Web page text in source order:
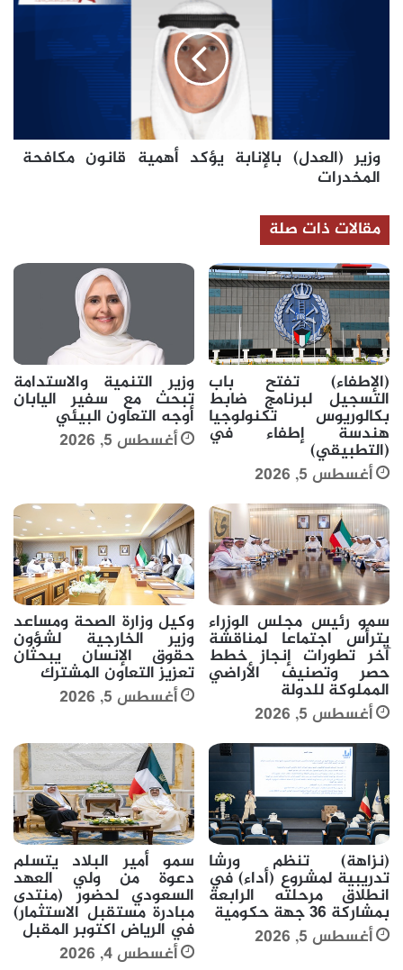
وزير (العدل) بالإنابة يؤكد أهمية قانون مكافحة
المخدرات
مقالات ذات صلة
(الإطفاء) تفتح باب
التسجيل لبرنامج ضابط
بكالوريوس تكنولوجيا
هندسة إطفاء في
(التطبيقي)
أغسطس 5, 2026
وزير التنمية والاستدامة
تبحث مع سفير اليابان
أوجه التعاون البيئي
أغسطس 5, 2026
سمو رئيس مجلس الوزراء
يترأس اجتماعا لمناقشة
آخر تطورات إنجاز خطط
حصر وتصنيف الأراضي
المملوكة للدولة
أغسطس 5, 2026
وكيل وزارة الصحة ومساعد
وزير الخارجية لشؤون
حقوق الإنسان يبحثان
تعزيز التعاون المشترك
أغسطس 5, 2026
(نزاهة) تنظم ورشا
تدريبية لمشروع (أداء) في
انطلاق مرحلته الرابعة
بمشاركة 36 جهة حكومية
أغسطس 5, 2026
سمو أمير البلاد يتسلم
دعوة من ولي العهد
السعودي لحضور (منتدى
مبادرة مستقبل الاستثمار)
في الرياض اكتوبر المقبل
أغسطس 4, 2026